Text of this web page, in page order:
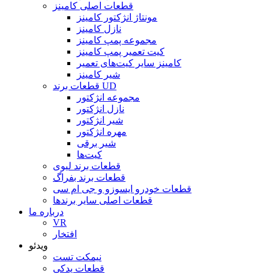
قطعات اصلی کامینز
مونتاژ انژکتور کامینز
نازل کامینز
مجموعه پمپ کامینز
کیت تعمیر پمپ کامینز
کامینز سایر کیت‌های تعمیر
شیر کامینز
قطعات برند UD
مجموعه انژکتور
نازل انژکتور
شیر انژکتور
مهره انژکتور
شیر برقی
کیت‌ها
قطعات برند لیوی
قطعات برند بفراگ
قطعات خودرو ایسوزو و جی ام سی
قطعات اصلی سایر برندها
درباره ما
VR
افتخار
ویدئو
نیمکت تست
قطعات یدکی